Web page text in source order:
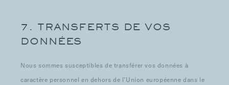
7. TRANSFERTS DE VOS
DONNÉES
Nous sommes susceptibles de transférer vos données à
caractère personnel en dehors de l’Union européenne dans le